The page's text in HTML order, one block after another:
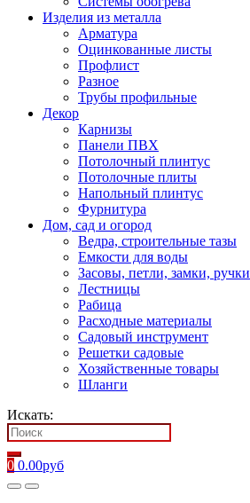
Изделия из металла
Арматура
Оцинкованные листы
Профлист
Разное
Трубы профильные
Декор
Карнизы
Панели ПВХ
Потолочный плинтус
Потолочные плиты
Напольный плинтус
Фурнитура
Дом, сад и огород
Ведра, строительные тазы
Емкости для воды
Засовы, петли, замки, ручки
Лестницы
Рабица
Расходные материалы
Садовый инструмент
Решетки садовые
Хозяйственные товары
Шланги
Искать:
0 0.00руб